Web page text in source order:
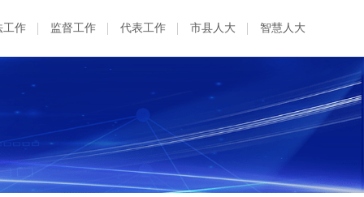
工作 监督工作 代表工作 市县人大 智慧人大